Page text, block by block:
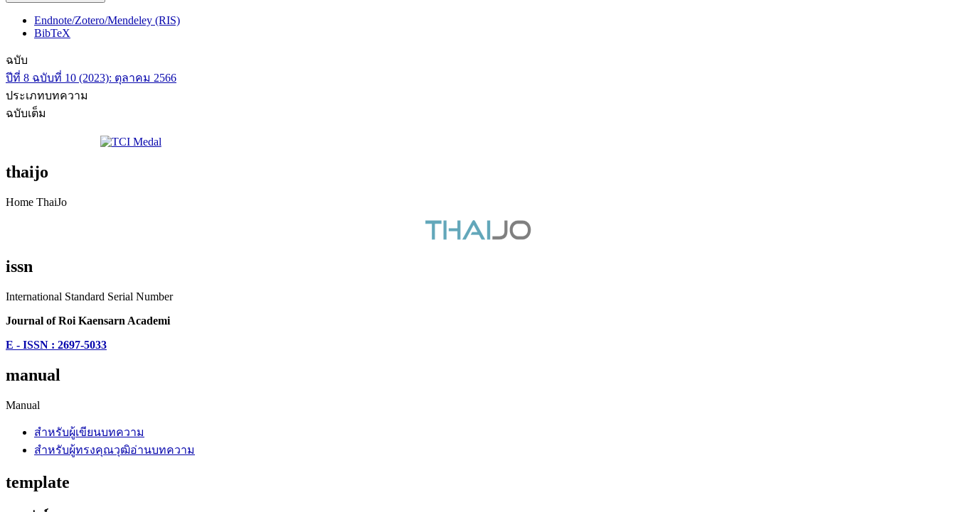
Endnote/Zotero/Mendeley (RIS)
BibTeX
ฉบับ
ปีที่ 8 ฉบับที่ 10 (2023): ตุลาคม 2566
ประเภทบทความ
ฉบับเต็ม
thaijo
Home ThaiJo
issn
International Standard Serial Number
Journal of Roi Kaensarn Academi
E - ISSN : 2697-5033
manual
Manual
สำหรับผู้เขียนบทความ
สำหรับผู้ทรงคุณวุฒิอ่านบทความ
template